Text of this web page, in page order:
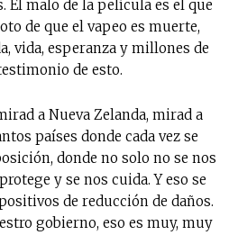
El malo de la película es el que
de que el vapeo es muerte,
vida, esperanza y millones de
de esto.
a Nueva Zelanda, mirad a
países donde cada vez se
donde no solo no se nos
y se nos cuida. Y eso se
de reducción de daños.
gobierno, eso es muy, muy